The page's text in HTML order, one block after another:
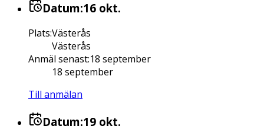
Datum:16 okt.
Plats:Västerås
Västerås
Anmäl senast:18 september
18 september
Till anmälan
Datum:19 okt.